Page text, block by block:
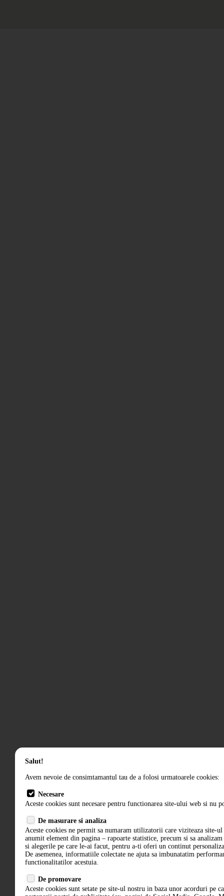
Salut!
Avem nevoie de consimtamantul tau de a folosi urmatoarele cookies:
Necesare
Aceste cookies sunt necesare pentru functionarea site-ului web si nu
De masurare si analiza
Aceste cookies ne permit sa numaram utilizatorii care viziteaza site-ul
anumit element din pagina – rapoarte statistice, precum si sa
si alegerile pe care le-ai facut, pentru a-ti oferi un continut
De asemenea, informatiile colectate ne ajuta sa imbunatatim
functionalitatilor acestuia.
De promovare
Aceste cookies sunt setate pe site-ul nostru in baza unor acorduri pe